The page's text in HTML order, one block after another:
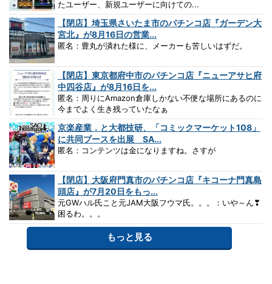
たユーザー、新規ユーザーに向けての...
【閉店】埼玉県さいたま市のパチンコ店『ガーデン大
宮北』が8月16日の営業...
匿名：豊丸が潰れた様に、メーカーも苦しいはずだ。
【閉店】東京都府中市のパチンコ店『ニューアサヒ府
中四谷店』が8月16日を...
匿名：周りにAmazon倉庫しかない不便な場所にあるのに
今までよく生き残っていたなぁ
京楽産業．と大都技研、「コミックマーケット108」
に共同ブースを出展 SA...
匿名：コンテンツは金になりますね。さすが
【閉店】大阪府門真市のパチンコ店『キコーナ門真島
頭店』が7月20日をもっ...
元GWハル氏こと元JAM大阪フウマ氏。。。：いや～ん❣
困るわ。。。
もっと見る